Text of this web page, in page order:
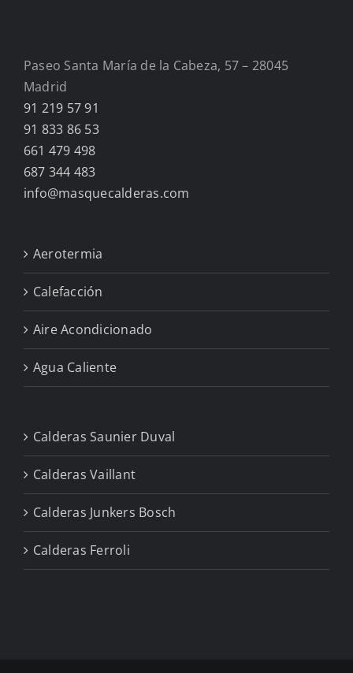
Paseo Santa María de la Cabeza, 57 – 28045
Madrid
91 219 57 91
91 833 86 53
661 479 498
687 344 483
info@masquecalderas.com
Aerotermia
Calefacción
Aire Acondicionado
Agua Caliente
Calderas Saunier Duval
Calderas Vaillant
Calderas Junkers Bosch
Calderas Ferroli